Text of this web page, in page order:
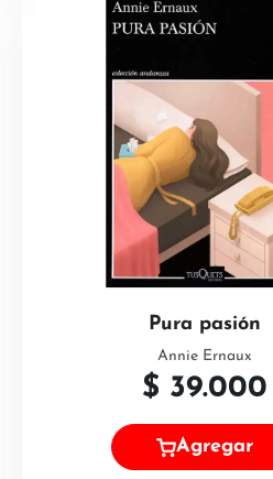
Pura pasión
Annie Ernaux
$ 39.000
Agregar